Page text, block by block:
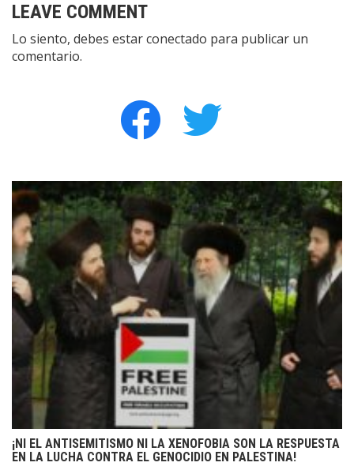
LEAVE COMMENT
Lo siento, debes estarconectado para publicar un
comentario.
facebook twitter
¡NI EL ANTISEMITISMO NI LA XENOFOBIA SON LA RESPUESTA
EN LA LUCHA CONTRA EL GENOCIDIO EN PALESTINA!